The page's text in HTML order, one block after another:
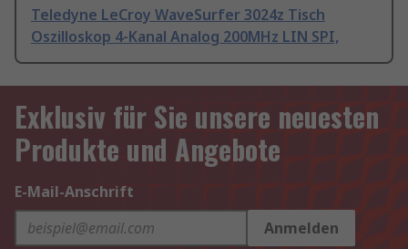
Teledyne LeCroy WaveSurfer 3024z Tisch
Oszilloskop 4-Kanal Analog 200MHz LIN SPI,
Exklusiv für Sie unsere neuesten
Produkte und Angebote
E-Mail-Anschrift
Anmelden